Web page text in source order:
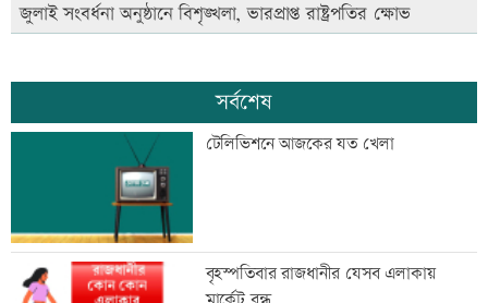
জুলাই সংবর্ধনা অনুষ্ঠানে বিশৃঙ্খলা, ভারপ্রাপ্ত রাষ্ট্রপতির ক্ষোভ
সর্বশেষ
টেলিভিশনে আজকের যত খেলা
বৃহস্পতিবার রাজধানীর যেসব এলাকায়